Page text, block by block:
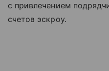
с привлечением
счетов эскроу.